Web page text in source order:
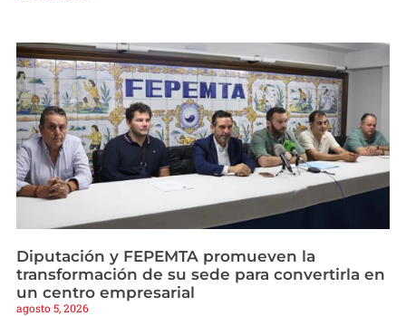
Diputación y FEPEMTA promueven la
transformación de su sede para convertirla en
un centro empresarial
agosto 5, 2026